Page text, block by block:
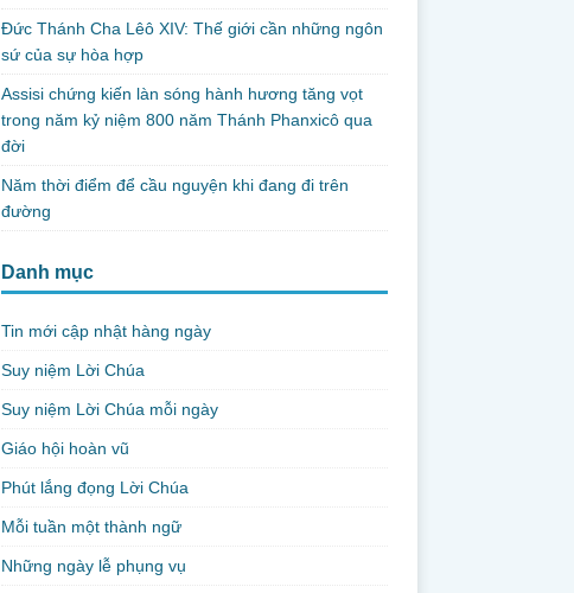
Đức Thánh Cha Lêô XIV: Thế giới cần những ngôn
sứ của sự hòa hợp
Assisi chứng kiến làn sóng hành hương tăng vọt
trong năm kỷ niệm 800 năm Thánh Phanxicô qua
đời
Năm thời điểm để cầu nguyện khi đang đi trên
đường
Danh mục
Tin mới cập nhật hàng ngày
Suy niệm Lời Chúa
Suy niệm Lời Chúa mỗi ngày
Giáo hội hoàn vũ
Phút lắng đọng Lời Chúa
Mỗi tuần một thành ngữ
Những ngày lễ phụng vụ